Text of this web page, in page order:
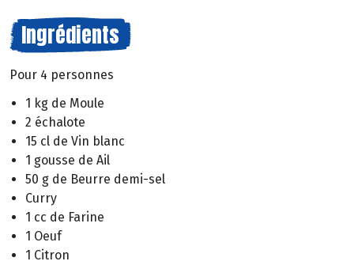
Ingrédients
Pour 4 personnes
1 kg de Moule
2 échalote
15 cl de Vin blanc
1 gousse de Ail
50 g de Beurre demi-sel
Curry
1 cc de Farine
1 Oeuf
1 Citron